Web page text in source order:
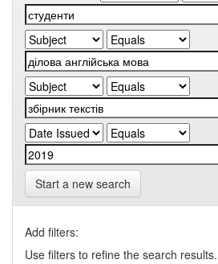
Start a new search
Add filters:
Use filters to refine the search results.